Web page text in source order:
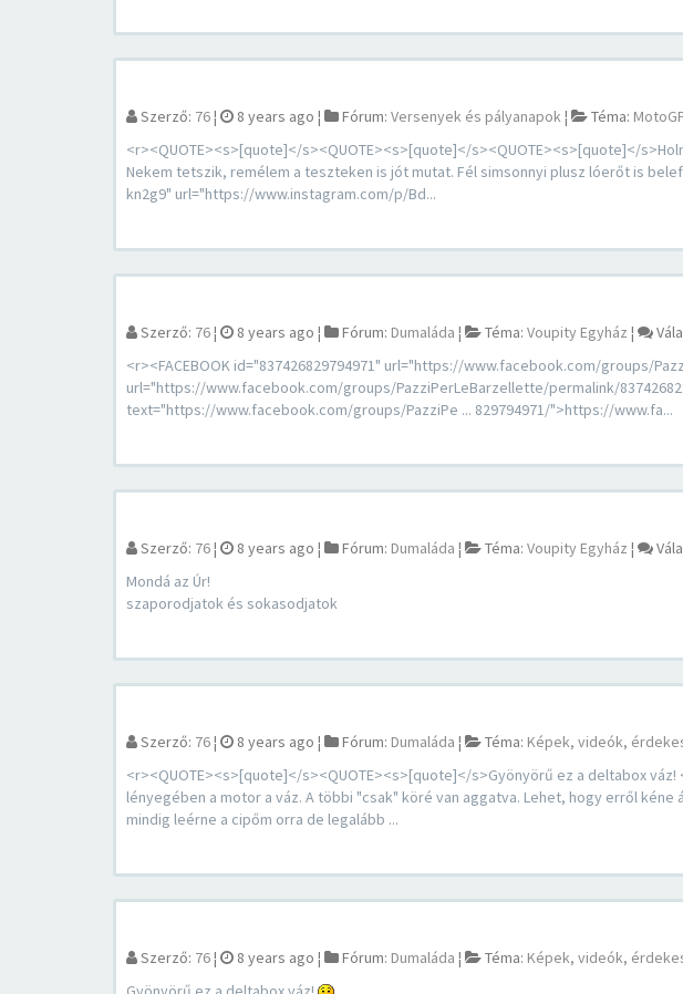
Szerző: 76¦ 8 years ago ¦ Fórum: Versenyek és pályanapok¦ Téma:
<r><QUOTE><s>[quote]</s><QUOTE><s>[quote]</s><QUOTE><s>[quote]</
Nekem tetszik, remélem a teszteken is jót mutat. Fél simsonnyi plusz lóerőt is
kn2g9" url="https://www.instagram.com/p/Bd...
Szerző: 76¦ 8 years ago ¦ Fórum: Dumaláda ¦ Téma: Voupity Egyház ¦
<r><FACEBOOK id="837426829794971" url="https://www.facebook.com/groups/
url="https://www.facebook.com/groups/PazziPerLeBarzellette/permalink/
text="https://www.facebook.com/groups/PazziPe ... 829794971/">https://www.fa...
Szerző: 76¦ 8 years ago ¦ Fórum: Dumaláda ¦ Téma: Voupity Egyház ¦
Mondá az Úr!
szaporodjatok és sokasodjatok
Szerző: 76¦ 8 years ago ¦ Fórum: Dumaláda ¦ Téma: Képek, videók,
<r><QUOTE><s>[quote]</s><QUOTE><s>[quote]</s>Gyönyörű ez a deltabox
lényegében a motor a váz. A többi "csak" köré van aggatva. Lehet, hogy erről
mindig leérne a cipőm orra de legalább ...
Szerző: 76¦ 8 years ago ¦ Fórum: Dumaláda ¦ Téma: Képek, videók,